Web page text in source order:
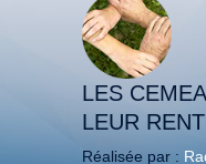
LES
LEUR
Réalisée par :